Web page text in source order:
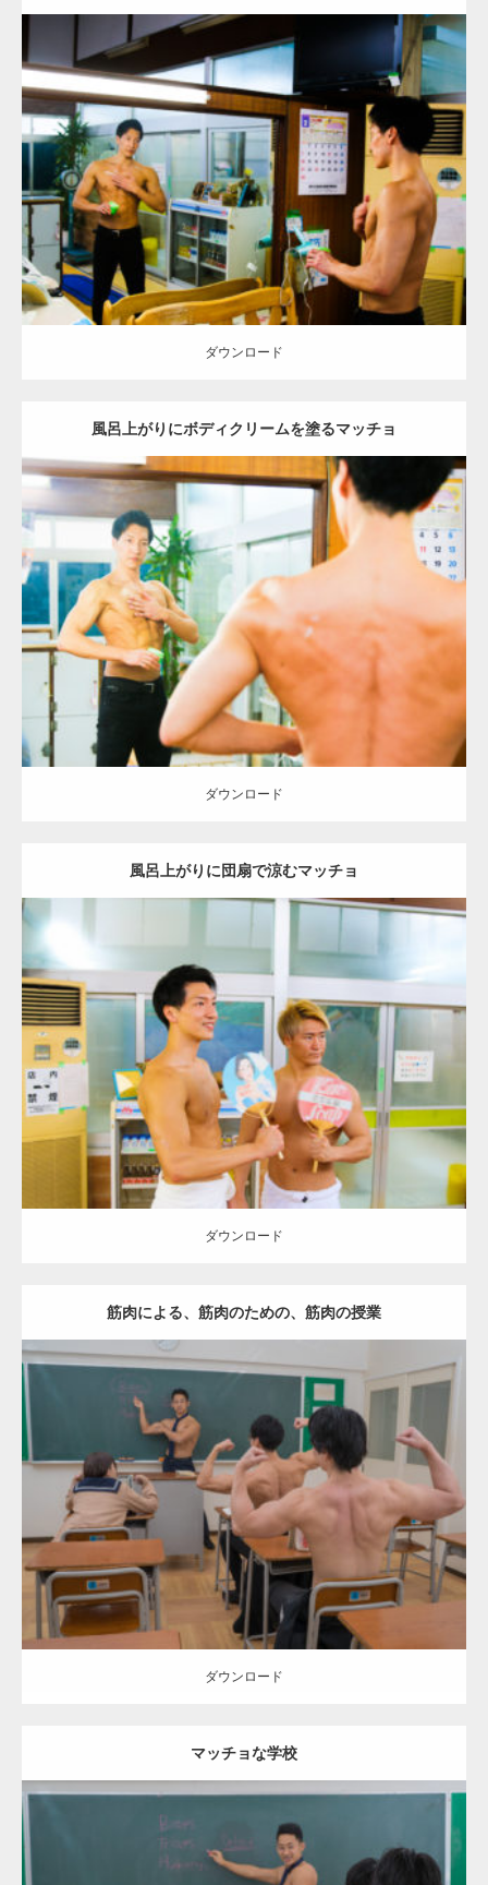
Update:2023.02.11
Category:筋肉銭湯 その他 AKIHITO(細マッチョ) 大胸筋 腹筋
葛飾
(東京)
ダウンロード
ダウンロード
風呂上がりにボディクリームを塗るマッチョ
Update:
Category: 筋肉銭湯 葛飾 (東京)
ダウンロード
ダウンロード
風呂上がりに団扇で涼むマッチョ
Update:2023.02.11
Category: 筋肉銭湯 その他 YOSHIAKIHITO(細マッチョ) 上腕三頭筋
肩 葛飾 (東京)
ダウンロード
ダウンロード
筋肉による、筋肉のための、筋肉の授業
Update: 2021.07.8
Category: 学校のマッチョ kaichanAKIHITO(細マッチョ) SOSUKE
外
資系筋肉
Kaori 背中
ダウンロード
ダウンロード
マッチョな学校
Update:2021.03.16